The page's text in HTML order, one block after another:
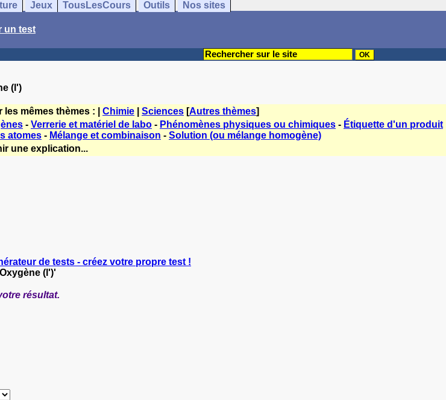
Jeux TousLesCours Outils Nos sites
un test
(l')
mêmes thèmes : | Chimie Sciences [Autres thèmes]
- Verrerie et matériel de labo - Phénomènes physiques ou chimiques - Étiquette d'un produit
atomes - Mélange et combinaison - Solution (ou mélange homogène)
une explication...
de tests - créez votre propre test !
(l')'
résultat.